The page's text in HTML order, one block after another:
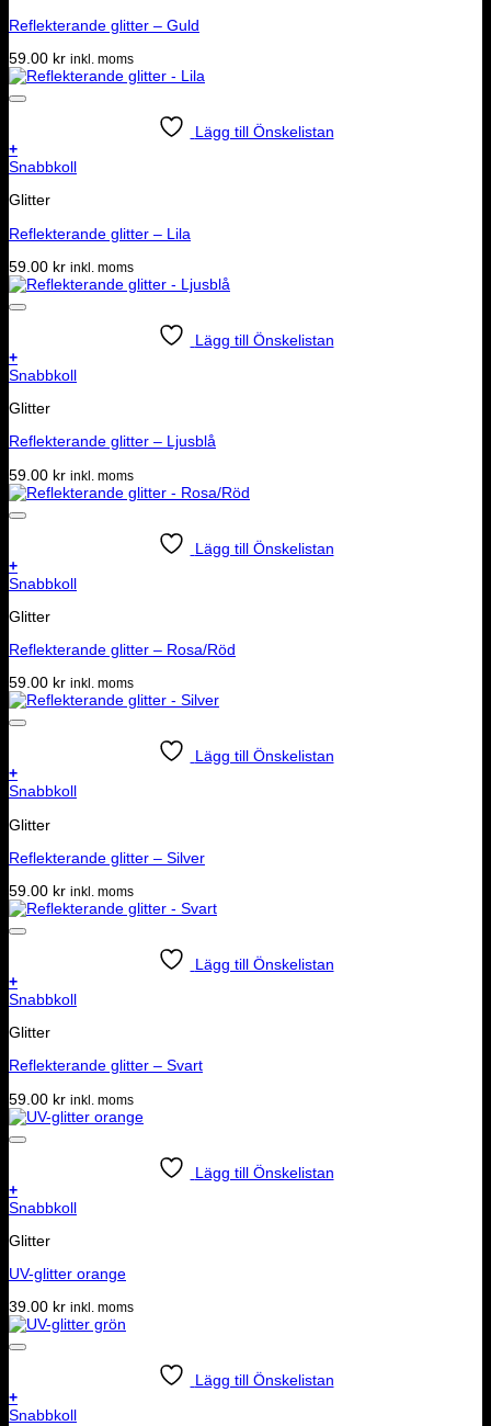
Reflekterande glitter – Guld
59.00 kr inkl. moms
Lägg till Önskelistan
+
Snabbkoll
Glitter
Reflekterande glitter – Lila
59.00 kr inkl. moms
Lägg till Önskelistan
+
Snabbkoll
Glitter
Reflekterande glitter – Ljusblå
59.00 kr inkl. moms
Lägg till Önskelistan
+
Snabbkoll
Glitter
Reflekterande glitter – Rosa/Röd
59.00 kr inkl. moms
Lägg till Önskelistan
+
Snabbkoll
Glitter
Reflekterande glitter – Silver
59.00 kr inkl. moms
Lägg till Önskelistan
+
Snabbkoll
Glitter
Reflekterande glitter – Svart
59.00 kr inkl. moms
Lägg till Önskelistan
+
Snabbkoll
Glitter
UV-glitter orange
39.00 kr inkl. moms
Lägg till Önskelistan
+
Snabbkoll